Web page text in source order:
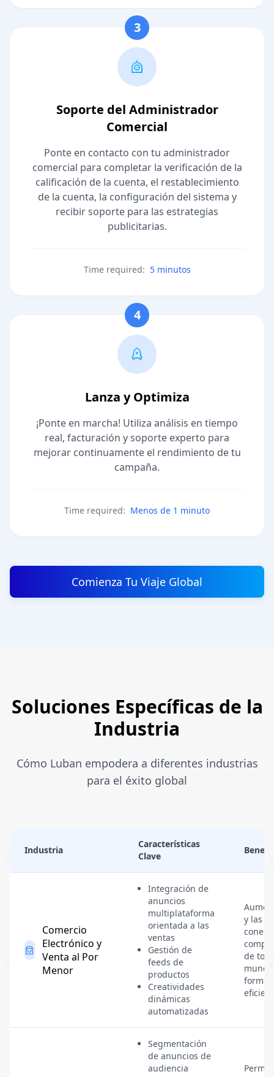
3
Soporte del Administrador
Comercial
Ponte en contacto con tu administrador
comercial para completar la verificación de la
calificación de la cuenta, el restablecimiento
de la cuenta, la configuración del sistema y
recibir soporte para las estrategias
publicitarias.
Time required: 5 minutos
4
Lanza y Optimiza
¡Ponte en marcha! Utiliza análisis en tiempo
real, facturación y soporte experto para
mejorar continuamente el rendimiento de tu
campaña.
Time required: Menos de 1 minuto
Comienza Tu Viaje Global
Soluciones Específicas de la
Industria
Cómo Luban empodera a diferentes industrias
para el éxito global
Industria
Características
Clave
Comercio
Electrónico y
Venta al Por
Menor
Integración de
anuncios
multiplataforma
orientada a las
ventas
Gestión de
feeds de
productos
Creatividades
dinámicas
automatizadas
y las
de
forma
Segmentación
de anuncios de
audiencia